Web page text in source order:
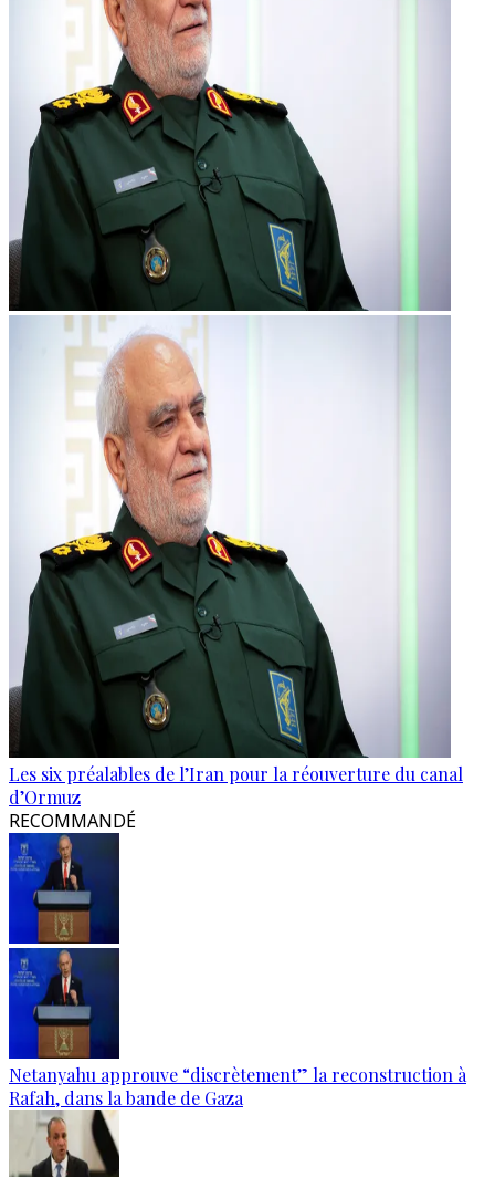
Les six préalables de l’Iran pour la réouverture du canal
d’Ormuz
RECOMMANDÉ
Netanyahu approuve “discrètement” la reconstruction à
Rafah, dans la bande de Gaza